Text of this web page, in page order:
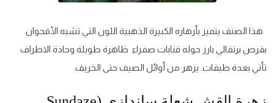
هذا الصنف يتميز بأزهاره الكبيرة الذهبية اللون التي تشبه الأقحوان
بقرص برتقالي بارز حوله قنابات صفراء ظاهرة طويلة وحادة الاطراف
تأتي بعدة طبقات. يزهر من أوائل الصيف حتى الخريف.